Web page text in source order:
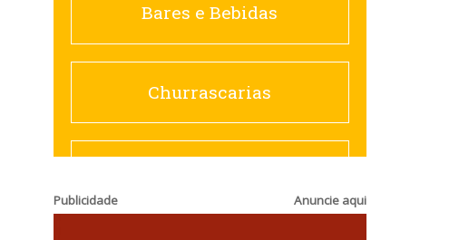
Comida saudável
Contemporânea
Bares e Bebidas
Churrascarias
Publicidade Anuncie aqui